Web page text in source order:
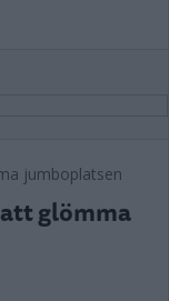
glömma